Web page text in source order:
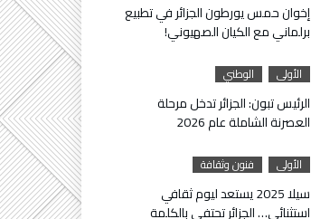
إخوان حمس يورطون الجزائر في تطبيع
برلماني مع الكيان الصهيوني!
الأولى الوطني
الرئيس تبون: الجزائر تدخل مرحلة
العصرنة الشاملة عام 2026
الأولى فنون وثقافة
سيلا 2025 يستعد ليوم ثقافي
استثنائي… الجزائر تحتفي بالكلمة